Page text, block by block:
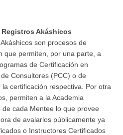
Akáshicos
son procesos de
que permiten, por una parte, a
de Certificación en
Consultores (PCC) o de
certificación respectiva. Por otra
permiten a la Academia
cada Mentee lo que provee
de avalarlos públicamente ya
o Instructores Certificados